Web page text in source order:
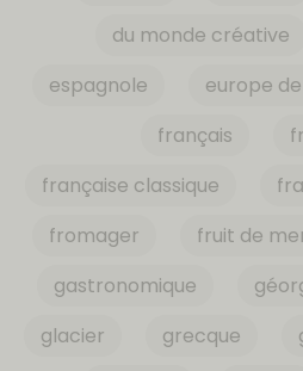
du monde créative
espagnole
europe
français
française classique
fromager
fruit de
gastronomique
glacier
grecque